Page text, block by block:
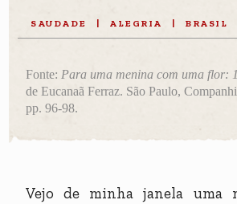
SAUDADE ALEGRIA BRASIL
Fonte: Para uma menina com uma flor:
de Eucanaã Ferraz. São Paulo,
pp. 96-98.
Vejo de minha janela uma